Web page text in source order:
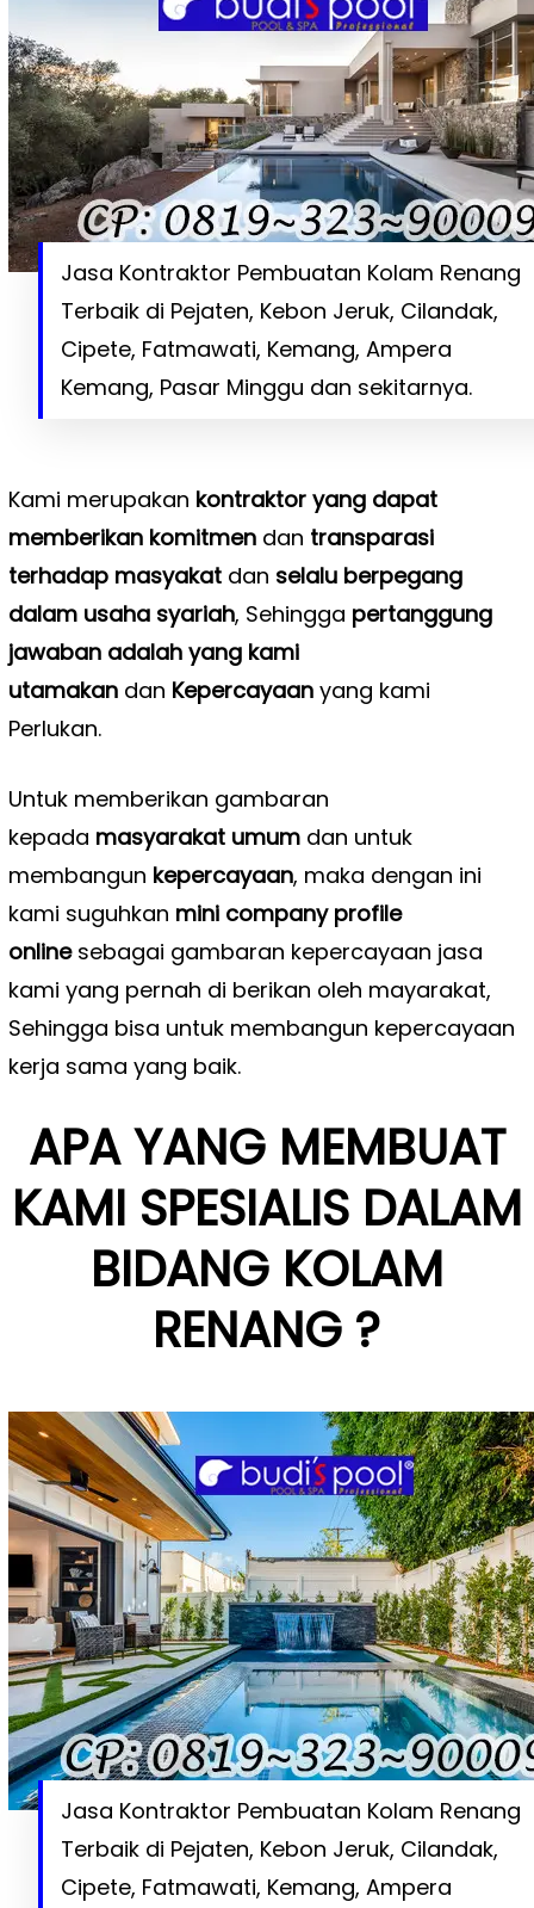
Jasa Kontraktor Pembuatan Kolam Renang
Terbaik di Pejaten, Kebon Jeruk, Cilandak,
Cipete, Fatmawati, Kemang, Ampera
Kemang, Pasar Minggu dan sekitarnya.
Kami merupakan kontraktor yang dapat
memberikan komitmendan transparasi
terhadap masyakatdan selalu berpegang
dalam usaha syariah, Sehingga pertanggung
jawaban adalah yang kami
utamakandan Kepercayaanyang kami
Perlukan.
Untuk memberikan gambaran
kepada masyarakat umumdan untuk
membangun kepercayaan, maka dengan ini
kami suguhkan mini company profile
onlinesebagai gambaran kepercayaan jasa
kami yang pernah di berikan oleh mayarakat,
Sehingga bisa untuk membangun kepercayaan
kerja sama yang baik.
APA YANG MEMBUAT
KAMI SPESIALIS DALAM
BIDANG KOLAM
RENANG ?
Jasa Kontraktor Pembuatan Kolam Renang
Terbaik di Pejaten, Kebon Jeruk, Cilandak,
Cipete, Fatmawati, Kemang, Ampera